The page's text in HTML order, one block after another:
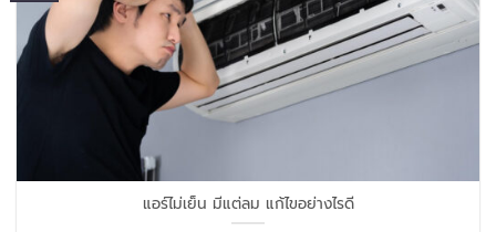
แอร์ไม่เย็น มีแต่ลม แก้ไขอย่างไรดี